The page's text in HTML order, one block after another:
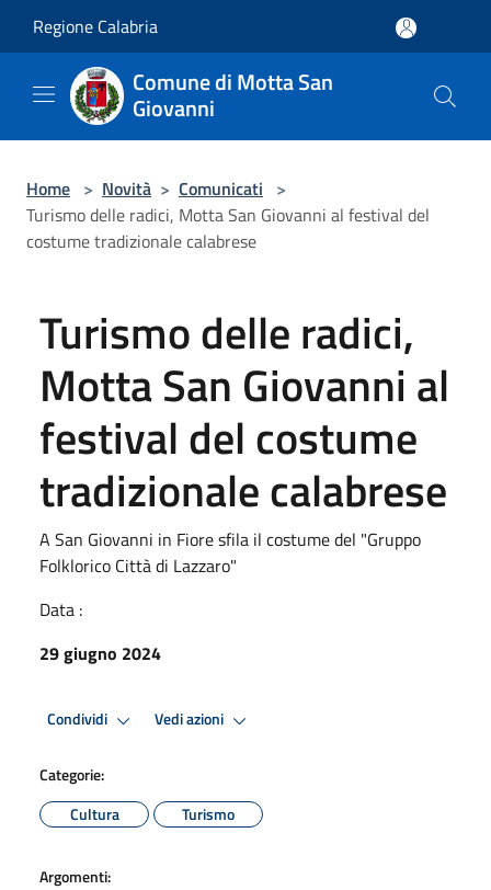
Regione Calabria
Comune di Motta San
Giovanni
Home > Novità > Comunicati >
Turismo delle radici, Motta San Giovanni al festival del
costume tradizionale calabrese
Turismo delle radici,
Motta San Giovanni al
festival del costume
tradizionale calabrese
A San Giovanni in Fiore sfila il costume del "Gruppo
Folklorico Città di Lazzaro"
Data :
29 giugno 2024
Condividi Vedi azioni
Categorie:
Cultura
Turismo
Argomenti: